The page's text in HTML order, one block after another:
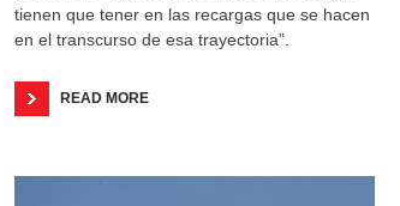
tienen que tener en las recargas que se hacen
en el transcurso de esa trayectoria”.
READ MORE